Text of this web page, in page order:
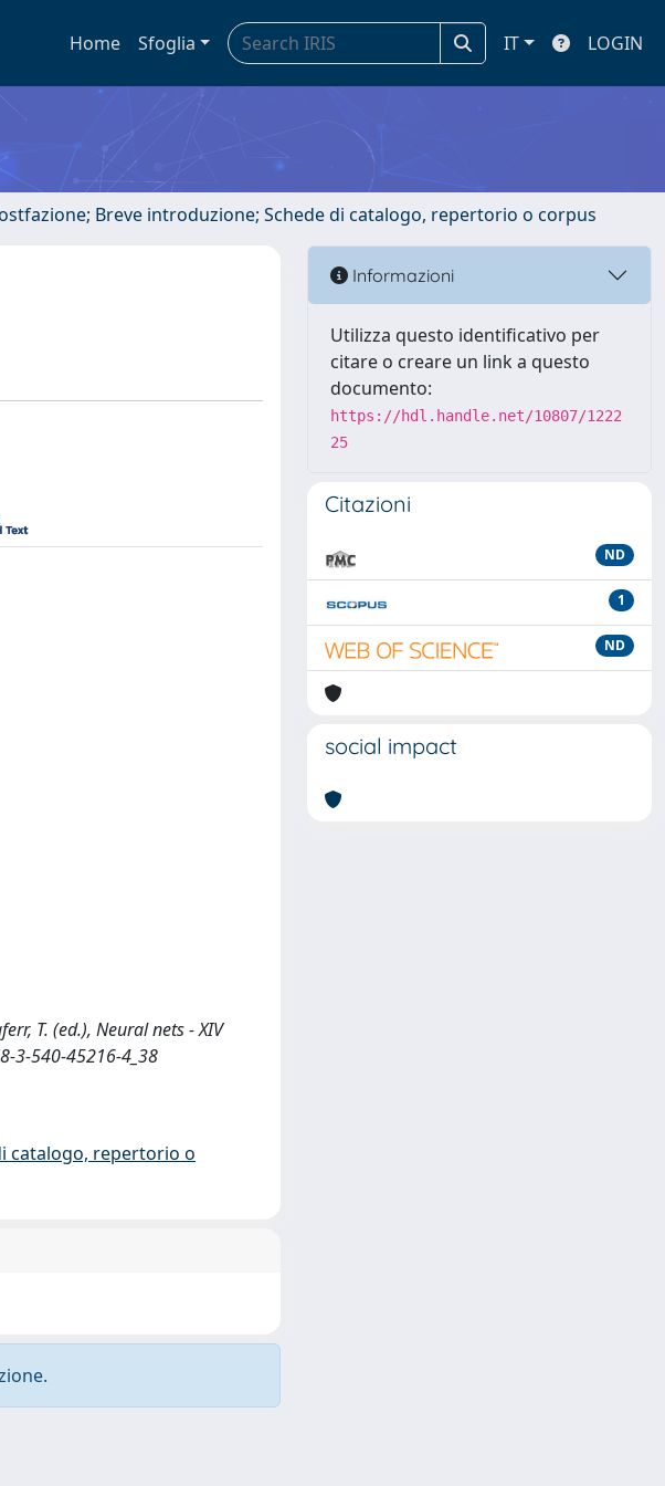
Home Sfoglia IT LOGIN
Breve introduzione; Schede di catalogo, repertorio o corpus
T. (ed.), Neural nets - XIV
3-540-45216-4_38
catalogo, repertorio o
Informazioni
Utilizza questo identificativo per
citare o creare un link a questo
documento:
https://hdl.handle.net/10807/1222
25
Citazioni
ND
1
ND
social impact